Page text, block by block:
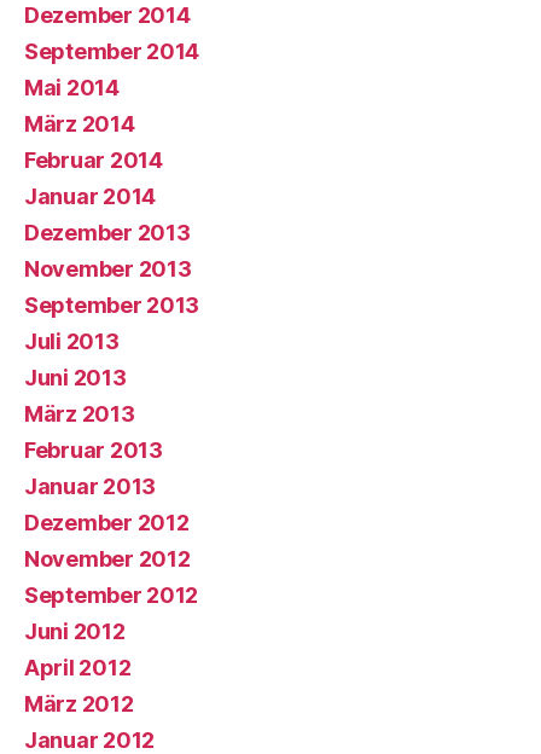
Dezember 2014
September 2014
Mai 2014
März 2014
Februar 2014
Januar 2014
Dezember 2013
November 2013
September 2013
Juli 2013
Juni 2013
März 2013
Februar 2013
Januar 2013
Dezember 2012
November 2012
September 2012
Juni 2012
April 2012
März 2012
Januar 2012